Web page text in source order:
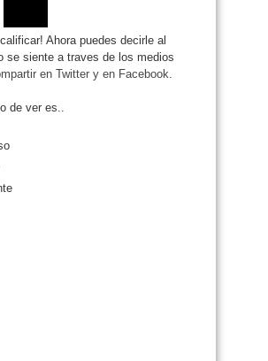
Ahora puedes decirle al
se siente a traves de los medios
en Twitter y en Facebook.
de ver es..